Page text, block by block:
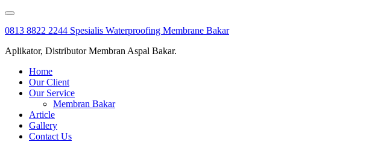
Skip
content
0813 8822 2244 Spesialis Waterproofing Membrane Bakar
Aplikator, Distributor Membran Aspal Bakar.
Home
Our Client
Our Service
Membran Bakar
Article
Gallery
Contact Us